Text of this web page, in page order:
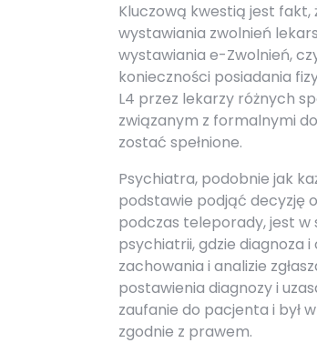
Kluczową kwestią jest fakt,
wystawiania zwolnień
wystawiania e-Zwolnień,
konieczności posiadania
L4 przez lekarzy różnych
związanym z formalnymi
zostać spełnione.
Psychiatra, podobnie jak
podstawie podjąć decyzję
podczas teleporady, jest
psychiatrii, gdzie diagnoza
zachowania i analizie
postawienia diagnozy i
zaufanie do pacjenta i był
zgodnie z prawem.